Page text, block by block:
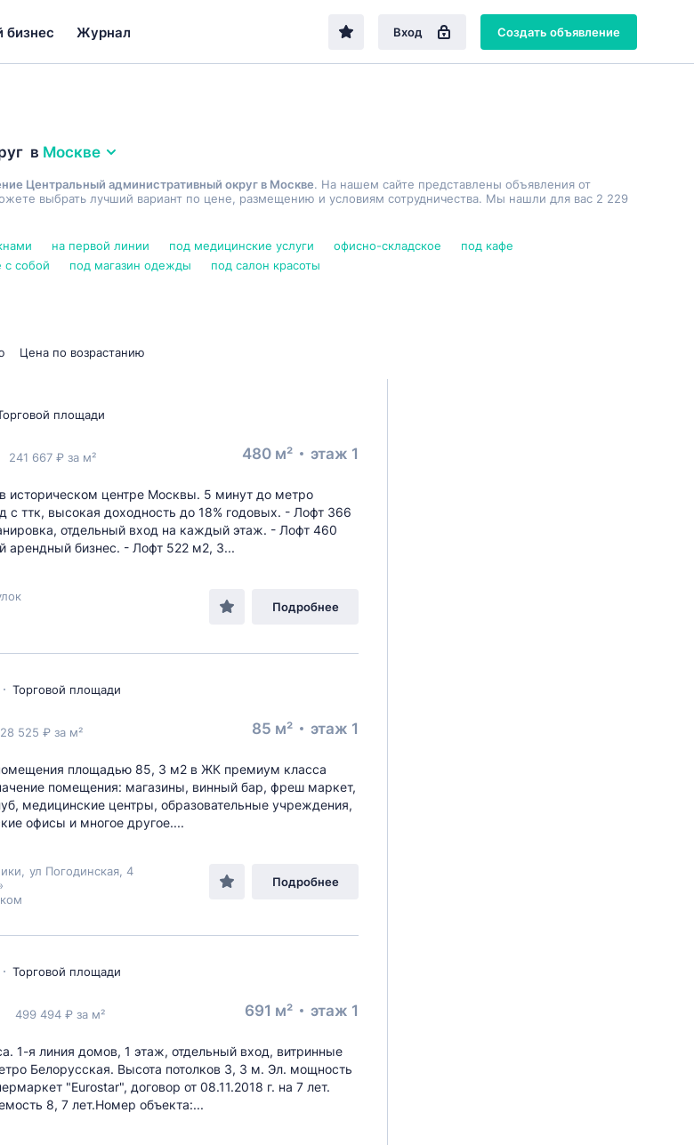
бизнес Журнал Вход Создать объявление
в Москве
Центральный административный округ в Москве. На нашем сайте представлены объявления от
выбрать лучший вариант по цене, размещению и условиям сотрудничества. Мы нашли для вас 2 229
на первой линии под медицинские услуги офисно-складское
под кафе
с собой под магазин одежды под салон красоты
Цена по возрастанию
площади
241 667 ₽ за м² 480 м² этаж 1
историческом центре Москвы. 5 минут до метро
с ттк, высокая доходность до 18% годовых. - Лофт 366
отдельный вход на каждый этаж. - Лофт 460
арендный бизнес. - Лофт 522 м2, 3...
Подробнее
Торговой площади
525 ₽ за м² 85 м² этаж 1
площадью 85, 3 м2 в ЖК премиум класса
помещения: магазины, винный бар, фреш маркет,
медицинские центры, образовательные учреждения,
офисы и многое другое....
ул Погодинская , 4
Подробнее
Торговой площади
499 494 ₽ за м² 691 м² этаж 1
1-я линия домов, 1 этаж, отдельный вход, витринные
Белорусская. Высота потолков 3, 3 м. Эл. мощность
"Eurostar", договор от 08.11.2018 г. на 7 лет.
8, 7 лет.Номер объекта:...